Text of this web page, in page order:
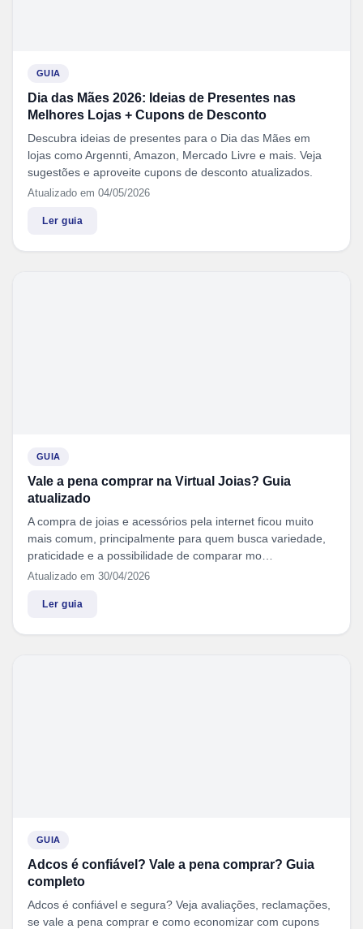
GUIA
Dia das Mães 2026: Ideias de Presentes nas
Melhores Lojas + Cupons de Desconto
Descubra ideias de presentes para o Dia das Mães em
lojas como Argennti, Amazon, Mercado Livre e mais. Veja
sugestões e aproveite cupons de desconto atualizados.
Atualizado em 04/05/2026
Ler guia
GUIA
Vale a pena comprar na Virtual Joias? Guia
atualizado
A compra de joias e acessórios pela internet ficou muito
mais comum, principalmente para quem busca variedade,
praticidade e a possibilidade de comparar mo…
Atualizado em 30/04/2026
Ler guia
GUIA
Adcos é confiável? Vale a pena comprar? Guia
completo
Adcos é confiável e segura? Veja avaliações, reclamações,
se vale a pena comprar e como economizar com cupons